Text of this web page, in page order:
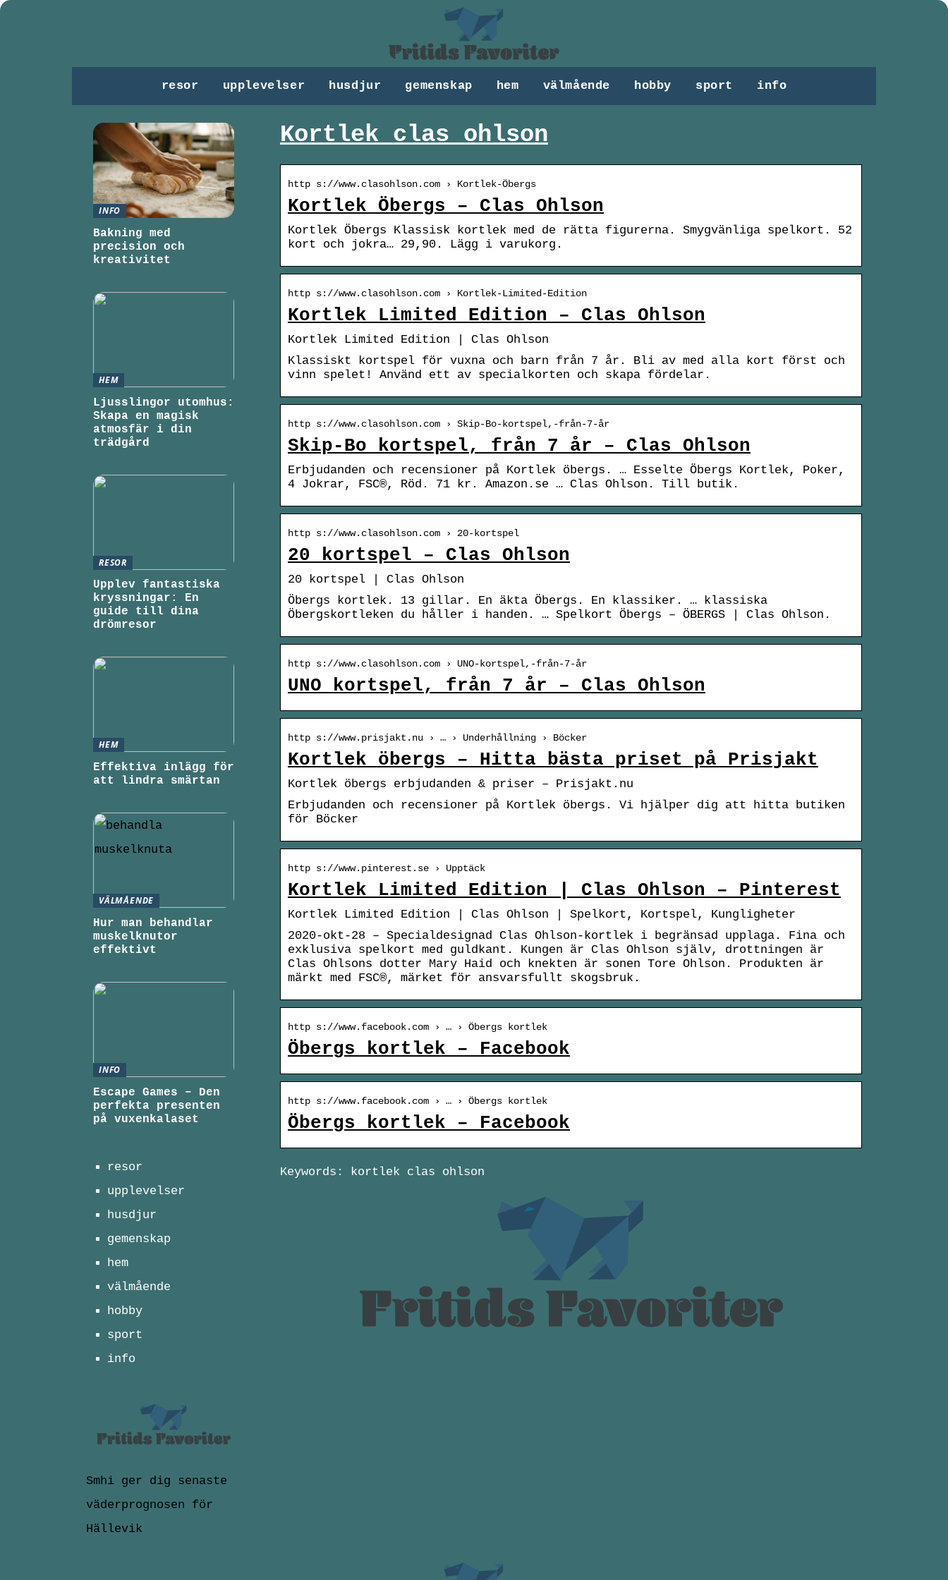
resor upplevelser husdjur gemenskap hem välmående hobby sport info
Kortlek clas ohlson
http s://www.clasohlson.com › Kortlek-Öbergs
Kortlek Öbergs – Clas Ohlson
Kortlek Öbergs Klassisk kortlek med de rätta figurerna. Smygvänliga spelkort. 52
kort och jokra… 29,90. Lägg i varukorg.
http s://www.clasohlson.com › Kortlek-Limited-Edition
Kortlek Limited Edition – Clas Ohlson
Kortlek Limited Edition | Clas Ohlson
Klassiskt kortspel för vuxna och barn från 7 år. Bli av med alla kort först och
vinn spelet! Använd ett av specialkorten och skapa fördelar.
http s://www.clasohlson.com › Skip-Bo-kortspel,-från-7-år
Skip-Bo kortspel, från 7 år – Clas Ohlson
Erbjudanden och recensioner på Kortlek öbergs. … Esselte Öbergs Kortlek, Poker,
4 Jokrar, FSC®, Röd. 71 kr. Amazon.se … Clas Ohlson. Till butik.
http s://www.clasohlson.com › 20-kortspel
20 kortspel – Clas Ohlson
20 kortspel | Clas Ohlson
Öbergs kortlek. 13 gillar. En äkta Öbergs. En klassiker. … klassiska
Öbergskortleken du håller i handen. … Spelkort Öbergs – ÖBERGS | Clas Ohlson.
http s://www.clasohlson.com › UNO-kortspel,-från-7-år
UNO kortspel, från 7 år – Clas Ohlson
http s://www.prisjakt.nu › … › Underhållning › Böcker
Kortlek öbergs – Hitta bästa priset på Prisjakt
Kortlek öbergs erbjudanden & priser – Prisjakt.nu
Erbjudanden och recensioner på Kortlek öbergs. Vi hjälper dig att hitta butiken
för Böcker
http s://www.pinterest.se › Upptäck
Kortlek Limited Edition | Clas Ohlson – Pinterest
Kortlek Limited Edition | Clas Ohlson | Spelkort, Kortspel, Kungligheter
2020-okt-28 – Specialdesignad Clas Ohlson-kortlek i begränsad upplaga. Fina och
exklusiva spelkort med guldkant. Kungen är Clas Ohlson själv, drottningen är
Clas Ohlsons dotter Mary Haid och knekten är sonen Tore Ohlson. Produkten är
märkt med FSC®, märket för ansvarsfullt skogsbruk.
http s://www.facebook.com › … › Öbergs kortlek
Öbergs kortlek – Facebook
http s://www.facebook.com › … › Öbergs kortlek
Öbergs kortlek – Facebook
Keywords: kortlek clas ohlson
INFO
Bakning med
precision och
kreativitet
HEM
Ljusslingor utomhus:
Skapa en magisk
atmosfär i din
trädgård
RESOR
Upplev fantastiska
kryssningar: En
guide till dina
drömresor
HEM
Effektiva inlägg för
att lindra smärtan
VÄLMÅENDE
Hur man behandlar
muskelknutor
effektivt
INFO
Escape Games – Den
perfekta presenten
på vuxenkalaset
resor
upplevelser
husdjur
gemenskap
hem
välmående
hobby
sport
info
Smhi ger dig senaste
väderprognosen för
Hällevik